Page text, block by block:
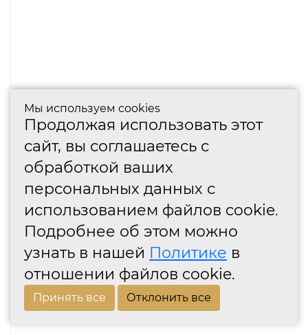
Мы используем cookies
Продолжая использовать этот
сайт, вы соглашаетесь с
обработкой ваших
персональных данных с
использованием файлов cookie.
Подробнее об этом можно
узнать в нашей Политике в
отношении файлов cookie.
Принять все Отклонить все